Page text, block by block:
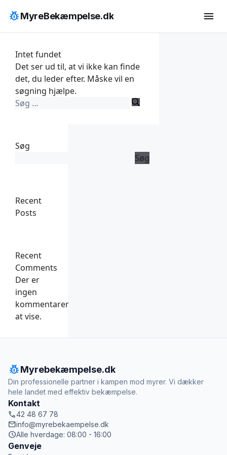
indhold
pest_controlMyreBekæmpelse.dk menu
Intet fundet
Det ser ud til, at vi ikke kan finde
det, du leder efter. Måske vil en
søgning hjælpe.
Søg
Søg
Søg
Recent
Posts
Recent
Comments
Der er
ingen
kommentarer
at vise.
pest_controlMyrebekæmpelse.dk
Din professionelle partner i kampen mod myrer. Vi dækker
hele landet med effektiv bekæmpelse.
Kontakt
call42 48 67 78
mailinfo@myrebekaempelse.dk
scheduleAlle hverdage: 08:00 - 16:00
Genveje